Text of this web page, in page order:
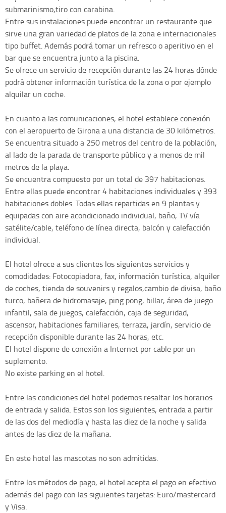
submarinismo,tiro con carabina.
Entre sus instalaciones puede encontrar un restaurante que
sirve una gran variedad de platos de la zona e internacionales
tipo buffet. Además podrá tomar un refresco o aperitivo en el
bar que se encuentra junto a la piscina.
Se ofrece un servicio de recepción durante las 24 horas dónde
podrá obtener información turística de la zona o por ejemplo
alquilar un coche.
En cuanto a las comunicaciones, el hotel establece conexión
con el aeropuerto de Girona a una distancia de 30 kilómetros.
Se encuentra situado a 250 metros del centro de la población,
al lado de la parada de transporte público y a menos de mil
metros de la playa.
Se encuentra compuesto por un total de 397 habitaciones.
Entre ellas puede encontrar 4 habitaciones individuales y 393
habitaciones dobles. Todas ellas repartidas en 9 plantas y
equipadas con aire acondicionado individual, baño, TV vía
satélite/cable, teléfono de línea directa, balcón y calefacción
individual.
El hotel ofrece a sus clientes los siguientes servicios y
comodidades: Fotocopiadora, fax, información turística, alquiler
de coches, tienda de souvenirs y regalos,cambio de divisa, baño
turco, bañera de hidromasaje, ping pong, billar, área de juego
infantil, sala de juegos, calefacción, caja de seguridad,
ascensor, habitaciones familiares, terraza, jardín, servicio de
recepción disponible durante las 24 horas, etc.
El hotel dispone de conexión a Internet por cable por un
suplemento.
No existe parking en el hotel.
Entre las condiciones del hotel podemos resaltar los horarios
de entrada y salida. Estos son los siguientes, entrada a partir
de las dos del mediodía y hasta las diez de la noche y salida
antes de las diez de la mañana.
En este hotel las mascotas no son admitidas.
Entre los métodos de pago, el hotel acepta el pago en efectivo
además del pago con las siguientes tarjetas: Euro/mastercard
y Visa.